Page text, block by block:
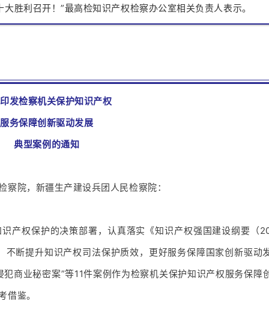
胜利召开！”最高检知识产权检察办公室相关负责人表示。
发检察机关保护知识产权
服务保障创新驱动发展
典型案例的通知
院，新疆生产建设兵团人民检察院：
产权保护的决策部署，认真落实《知识产权强国建设纲要（
断提升知识产权司法保护质效，更好服务保障国家创新驱动发
商业秘密案”等11件案例作为检察机关保护知识产权服务保障
借鉴。